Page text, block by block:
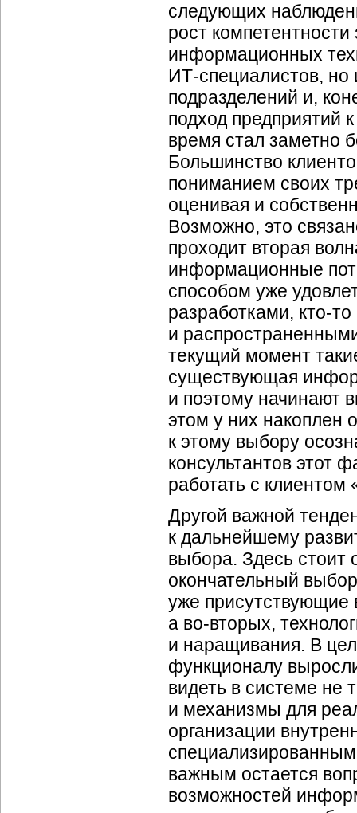
следующих
рост
информационных
ИТ-специалистов, но
подразделений и,
подход предприятий
время стал заметно
Большинство
пониманием своих
оценивая и
Возможно, это
проходит вторая
информационные
способом уже
разработками, кто-то
и
текущий момент
существующая
и поэтому начинают
этом у них накоплен
к этому выбору
консультантов этот
работать с клиентом
Другой важной
к дальнейшему
выбора. Здесь стоит
окончательный
уже присутствующие
а во-вторых,
и наращивания. В
функционалу
видеть в системе не
и механизмы для
организации
важным остается
возможностей